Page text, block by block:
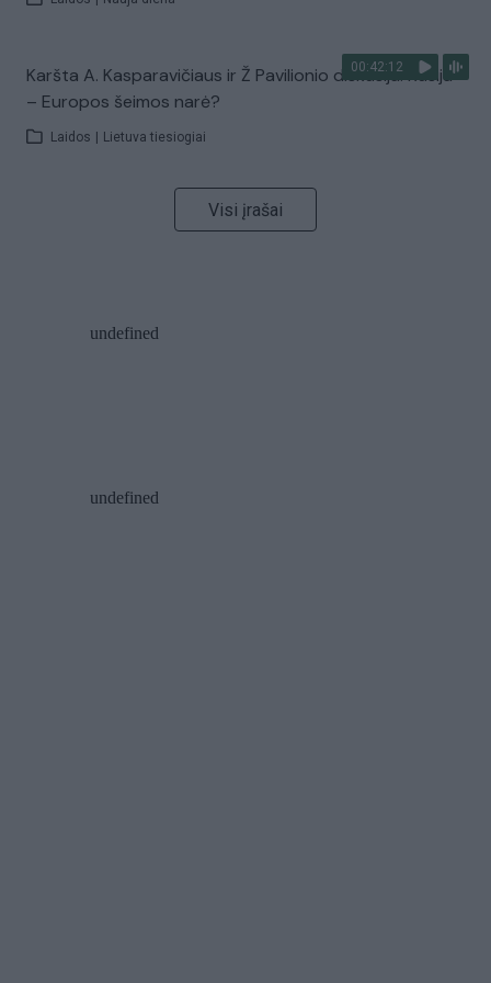
00:42:12
Karšta A. Kasparavičiaus ir Ž Pavilionio diskusija: Rusija
– Europos šeimos narė?
Laidos Lietuva tiesiogiai
Visi įrašai